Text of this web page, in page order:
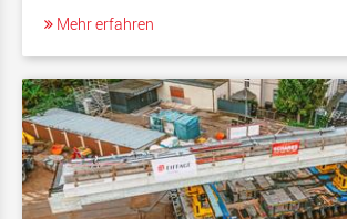
Mehr erfahren